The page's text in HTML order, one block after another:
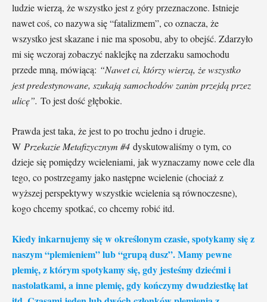
ludzie wierzą, że wszystko jest z góry przeznaczone. Istnieje
nawet coś, co nazywa się “fatalizmem”, co oznacza, że
wszystko jest skazane i nie ma sposobu, aby to obejść. Zdarzyło
mi się wczoraj zobaczyć naklejkę na zderzaku samochodu
przede mną, mówiącą: “Nawet ci, którzy wierzą, że wszystko
jest predestynowane, szukają samochodów zanim przejdą przez
ulicę”. To jest dość głębokie.
Prawda jest taka, że jest to po trochu jedno i drugie.
W Przekazie Metafizycznym #4 dyskutowaliśmy o tym, co
dzieje się pomiędzy wcieleniami, jak wyznaczamy nowe cele dla
tego, co postrzegamy jako następne wcielenie (chociaż z
wyższej perspektywy wszystkie wcielenia są równoczesne),
kogo chcemy spotkać, co chcemy robić itd.
Kiedy inkarnujemy się w określonym czasie, spotykamy się z
naszym “plemieniem” lub “grupą dusz”. Mamy pewne
plemię, z którym spotykamy się, gdy jesteśmy dziećmi i
nastolatkami, a inne plemię, gdy kończymy dwudziestkę lat